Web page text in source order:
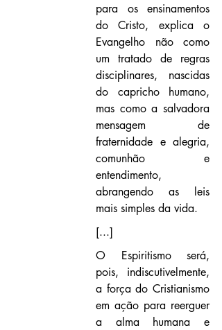
para os ensinamentos
do Cristo, explica o
Evangelho não como
um tratado de regras
disciplinares, nascidas
do capricho humano,
mas como a salvadora
mensagem de
fraternidade e alegria,
comunhão e
entendimento,
abrangendo as leis
mais simples da vida.
[...]
O Espiritismo será,
pois, indiscutivelmente,
a força do Cristianismo
em ação para reerguer
a alma humana e